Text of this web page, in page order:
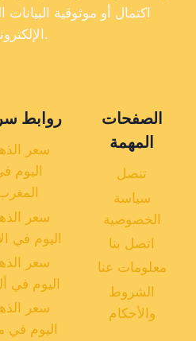
اكتمال أو موثوقية
الإلكتروني.
روابط
سعر
اليوم
سعر
اليوم في
سعر
اليوم في
سعر
اليوم في
الصفحات
المهمة
تنصل
سياسة
الخصوصية
اتصل بنا
معلومات عنا
الشروط
والأحكام